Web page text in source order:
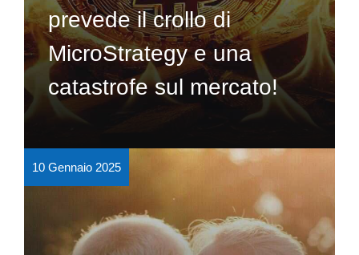
prevede il crollo di
MicroStrategy e una
catastrofe sul mercato!
10 Gennaio 2025